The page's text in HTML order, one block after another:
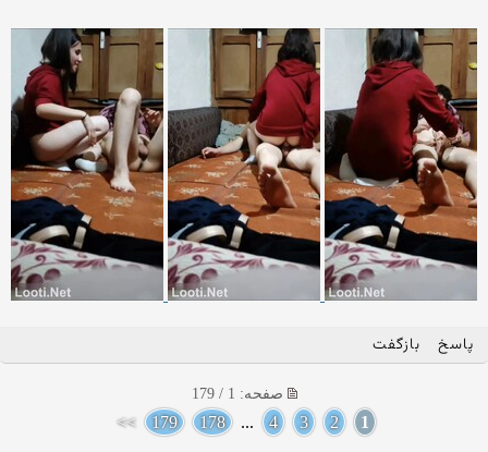
پاسخ بازگفت
صفحه: 1 / 179
1
2
3
4
...
178
179
>>